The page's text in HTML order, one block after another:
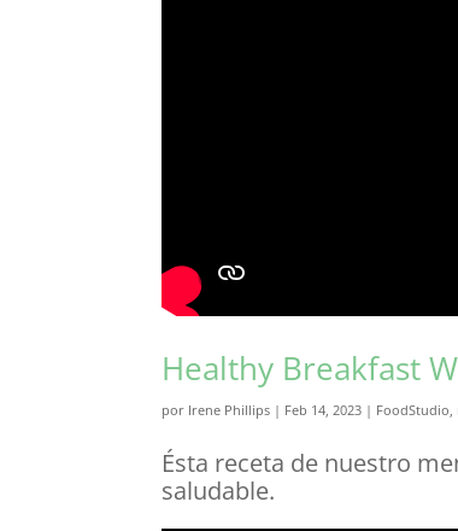
Healthy Breakfast
por Irene Phillips | Feb 14, 2023 | FoodStudio,
Ésta receta de nuestro
saludable.